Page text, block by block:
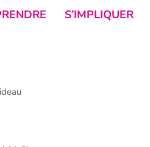
S’IMPLIQUER